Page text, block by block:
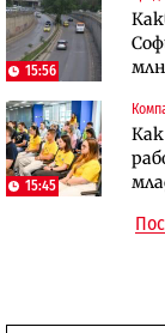
15:56
15:45